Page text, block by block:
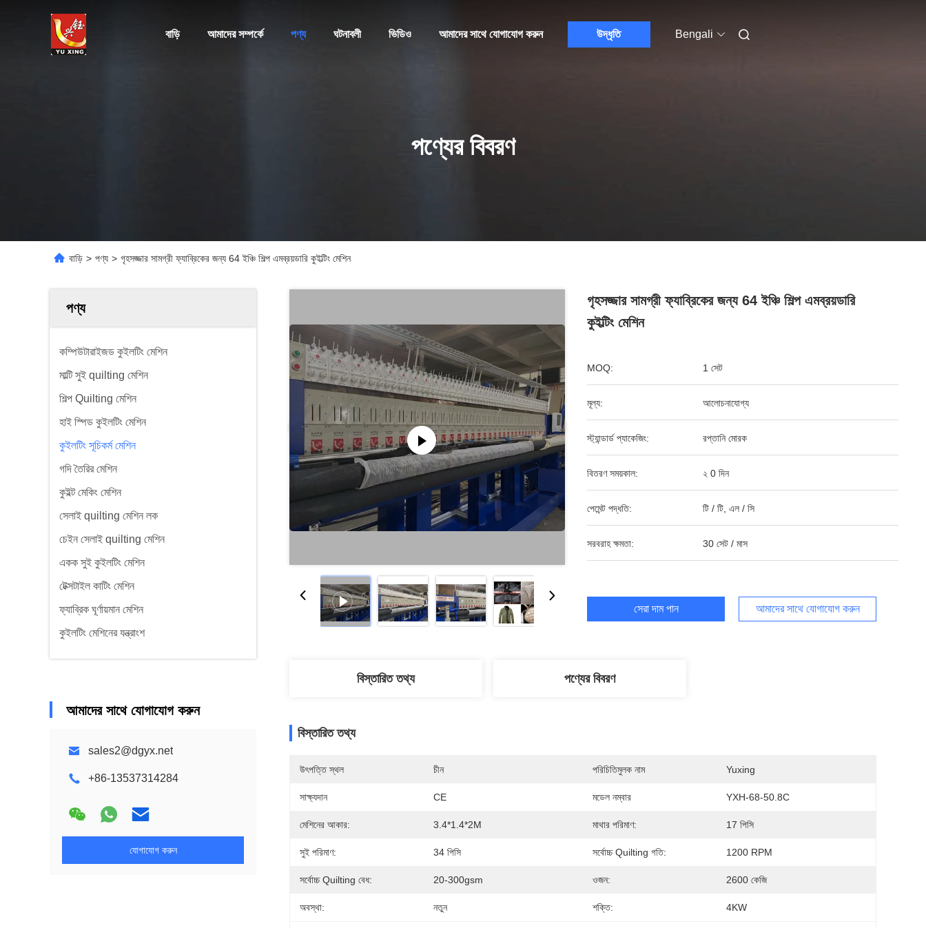
বাড়ি আমাদের সম্পর্কে পণ্য ঘটনাবলী ভিডিও আমাদের সাথে যোগাযোগ করুন উদ্ধৃতি Bengali
পণ্যের বিবরণ
বাড়ি > পণ্য > গৃহসজ্জার সামগ্রী ফ্যাব্রিকের জন্য 64 ইঞ্চি শিল্প এমব্রয়ডারি কুইল্টিং মেশিন
পণ্য
কম্পিউটারাইজড কুইলটিং মেশিন
মাল্টি সুই quilting মেশিন
শিল্প Quilting মেশিন
হাই স্পিড কুইলটিং মেশিন
কুইলটিং সূচিকর্ম মেশিন
গদি তৈরির মেশিন
কুইল্ট মেকিং মেশিন
সেলাই quilting মেশিন লক
চেইন সেলাই quilting মেশিন
একক সুই কুইলটিং মেশিন
টেক্সটাইল কাটিং মেশিন
ফ্যাব্রিক ঘূর্ণায়মান মেশিন
কুইলটিং মেশিনের যন্ত্রাংশ
আমাদের সাথে যোগাযোগ করুন
sales2@dgyx.net
+86-13537314284
যোগাযোগ করুন
গৃহসজ্জার সামগ্রী ফ্যাব্রিকের জন্য 64 ইঞ্চি শিল্প এমব্রয়ডারি
কুইল্টিং মেশিন
MOQ: 1 সেট
মূল্য: আলোচনাযোগ্য
স্ট্যান্ডার্ড প্যাকেজিং: রপ্তানি মোরক
বিতরণ সময়কাল: ২ 0 দিন
পেমেন্ট পদ্ধতি: টি / টি, এল / সি
সরবরাহ ক্ষমতা: 30 সেট / মাস
সেরা দাম পান আমাদের সাথে যোগাযোগ করুন
বিস্তারিত তথ্য পণ্যের বিবরণ
বিস্তারিত তথ্য
উৎপত্তি স্থল চীন পরিচিতিমুলক নাম Yuxing
সাক্ষ্যদান CE মডেল নম্বার YXH-68-50.8C
মেশিনের আকার: 3.4*1.4*2M মাথার পরিমাণ: 17 পিসি
সুই পরিমাণ: 34 পিসি সর্বোচ্চ Quilting গতি: 1200 RPM
সর্বোচ্চ Quilting বেধ: 20-300gsm ওজন: 2600 কেজি
অবস্থা: নতুন শক্তি: 4KW